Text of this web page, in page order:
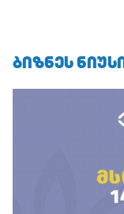
ᲑᲘᲖᲜᲔᲡ